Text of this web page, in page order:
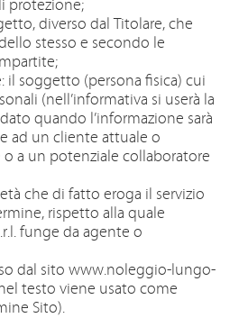
protezione;
diverso dal Titolare, che
stesso e secondo le
il soggetto (persona fisica) cui
(nell’informativa si userà la
quando l’informazione sarà
ad un cliente attuale o
a un potenziale collaboratore
che di fatto eroga il servizio
rispetto alla quale
funge da agente o
dal sito www.noleggio-lungo-
testo viene usato come
Sito).